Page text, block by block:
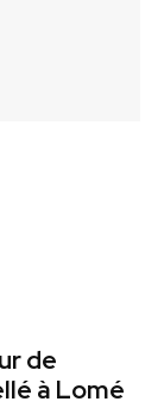
de
à Lomé